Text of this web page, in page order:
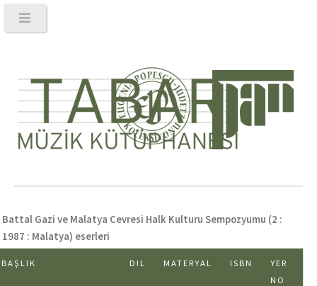
Battal Gazi ve Malatya Cevresi Halk Kulturu Sempozyumu (2 :
1987 : Malatya) eserleri
BAŞLIK DIL MATERYAL ISBN
YER
NO